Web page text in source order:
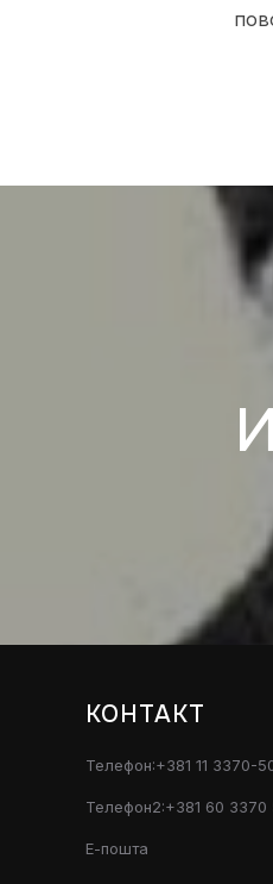
КОНТАКТ
Телефон:+381 11 3370-
Телефон2:+381 60 3370
Е-пошта